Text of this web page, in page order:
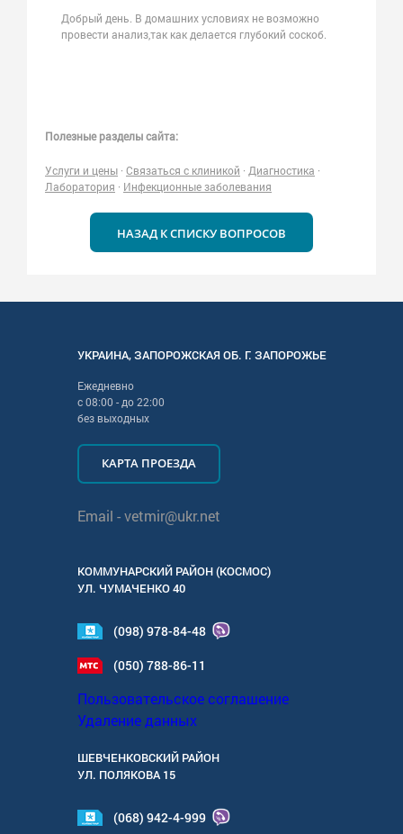
Добрый день. В домашних условиях не возможно
провести анализ,так как делается глубокий соскоб.
Полезные разделы сайта:
Услуги и цены · Связаться с клиникой · Диагностика ·
Лаборатория · Инфекционные заболевания
НАЗАД К СПИСКУ ВОПРОСОВ
УКРАИНА,ЗАПОРОЖСКАЯОБ. Г. ЗАПОРОЖЬЕ
Ежедневно
с08:00 - до22:00
без выходных
КАРТА ПРОЕЗДА
Email -vetmir@ukr.net
КОММУНАРСКИЙ РАЙОН (КОСМОС)
УЛ. ЧУМАЧЕНКО 40
(098) 978-84-48
(050) 788-86-11
Пользовательское соглашение
Удаление данных
ШЕВЧЕНКОВСКИЙ РАЙОН
УЛ. ПОЛЯКОВА 15
(068) 942-4-999